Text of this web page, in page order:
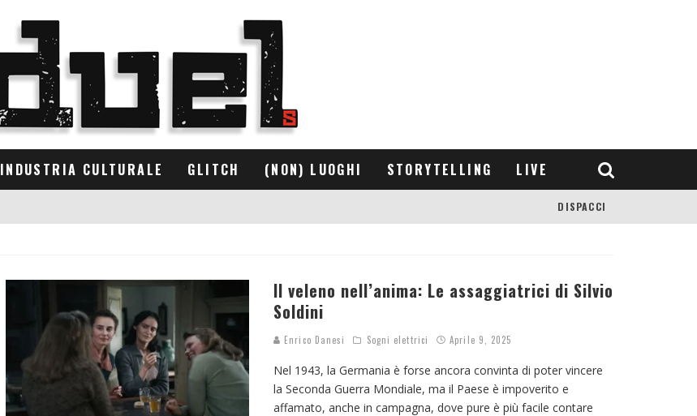
INDUSTRIA CULTURALE GLITCH (NON) LUOGHI STORYTELLING LIVE
DISPACCI
Il veleno nell’anima: Le assaggiatrici di Silvio
Soldini
Enrico Danesi Sogni elettrici Aprile 9, 2025
Nel 1943, la Germania è forse ancora convinta di poter vincere
la Seconda Guerra Mondiale, ma il Paese è impoverito e
affamato, anche in campagna, dove pure è più facile contare